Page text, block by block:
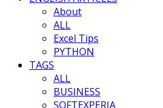
About
ALL
Excel Tips
PYTHON
TAGS
ALL
BUSINESS
SOFTEXPERIA